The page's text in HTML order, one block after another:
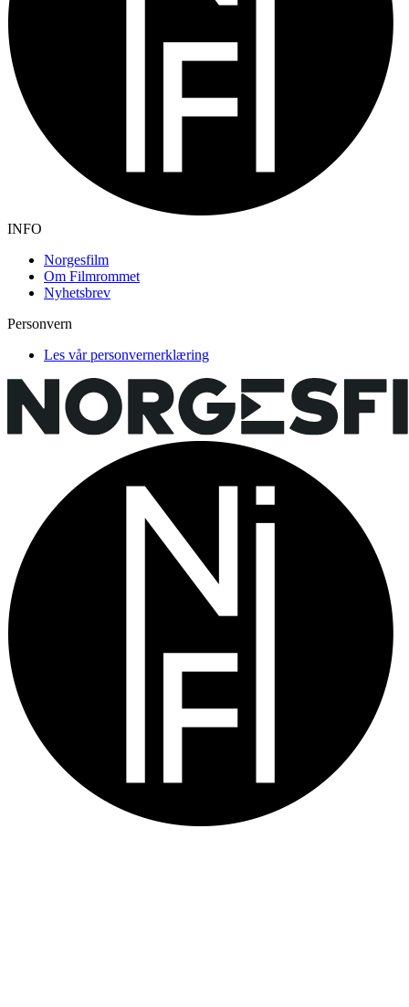
INFO
Norgesfilm
Om Filmrommet
Nyhetsbrev
Personvern
Les vår personvernerklæring